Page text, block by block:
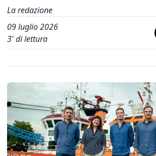
La redazione
09 luglio 2026
3' di lettura